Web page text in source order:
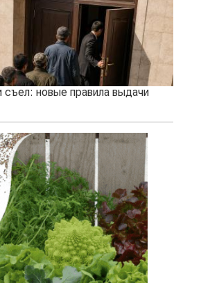
съел: новые правила выдачи